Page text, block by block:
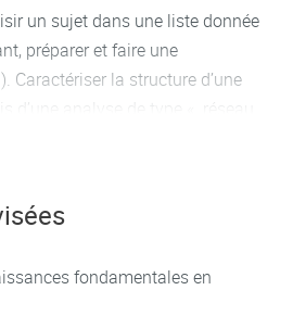
un sujet dans une liste donnée
préparer et faire une
Caractériser la structure d’une
cours d’eau (l’Isère) pour
et la dynamique d’un
cours d’eau avec découverte
parfois alternatifs qui se sont
fondamentales en